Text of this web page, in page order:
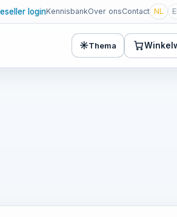
loginKennisbankOver onsContact NL
☀Thema